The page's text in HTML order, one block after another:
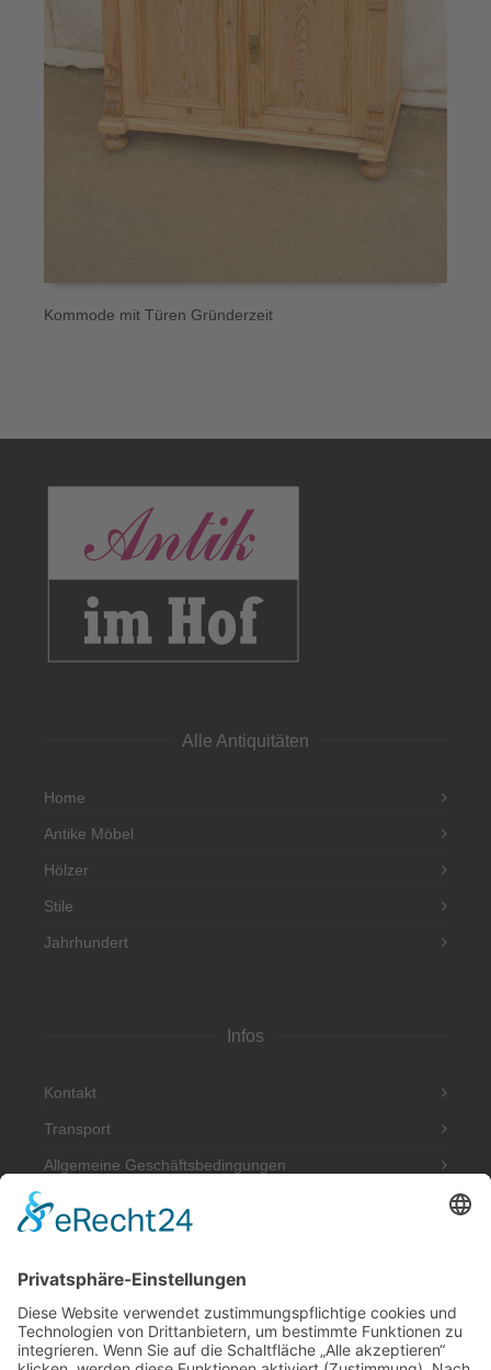
Kommode mit Türen Gründerzeit
Alle Antiquitäten
Home
Antike Möbel
Hölzer
Stile
Jahrhundert
Infos
Kontakt
Transport
Allgemeine Geschäftsbedingungen
Impressum
Datenschutzerklärung
Adresse